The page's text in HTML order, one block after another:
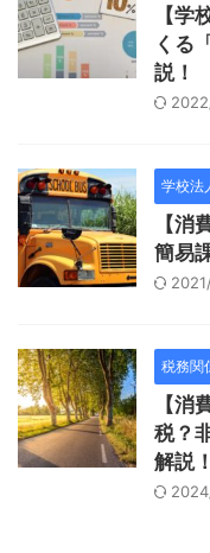
【学
くる
説！
学校法
【消
簡易
税務関
【消
税？
解説！